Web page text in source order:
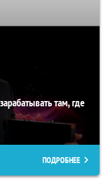
там, где
ПОДРОБНЕЕ